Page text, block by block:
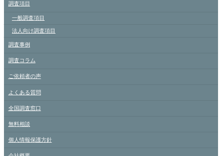
調査項目
一般調査項目
法人向け調査項目
調査事例
調査コラム
ご依頼者の声
よくある質問
全国調査窓口
無料相談
個人情報保護方針